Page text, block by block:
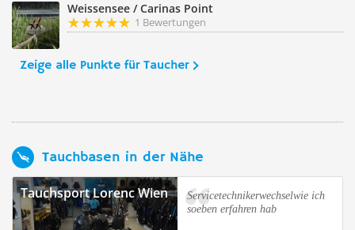
Weissensee / Carinas Point
1 Bewertungen
Zeige alle Punkte für Taucher
Tauchbasen in der Nähe
Tauchsport Lorenc Wien
Servicetechnikerwechselwie ich
soeben erfahren hab